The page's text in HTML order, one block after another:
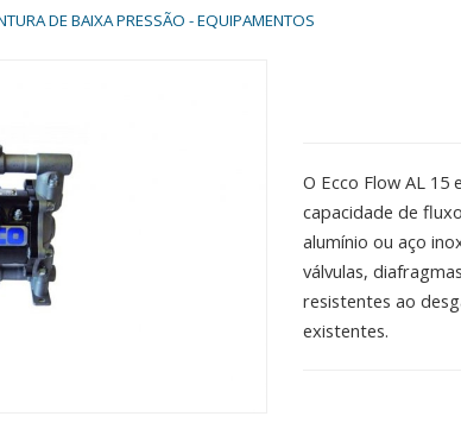
DE BAIXA PRESSÃO - EQUIPAMENTOS
O Ecco Flow AL
capacidade de
alumínio ou aço
válvulas,
resistentes ao
existentes.